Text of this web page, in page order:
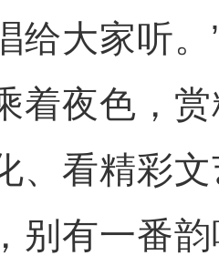
给大家听。
夜色，赏
、看精彩
别有一番